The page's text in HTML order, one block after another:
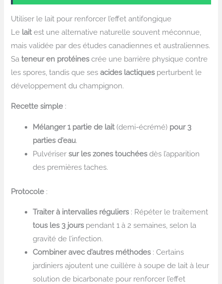
Utiliser le lait pour renforcer l’effet antifongique
Le laitest une alternative naturelle souvent méconnue,
mais validée par des études canadiennes et australiennes.
Sateneur en protéinescrée une barrière physique contre
les spores, tandis que sesacides lactiquesperturbent le
développement du champignon.
Recette simple :
Mélanger 1 partie de lait(demi-écrémé) pour 3
parties d’eau.
Pulvérisersur les zones touchéesdès l’apparition
des premières taches.
Protocole :
Traiter à intervalles réguliers: Répéter le traitement
tous les 3 jourspendant 1 à 2 semaines, selon la
gravité de l’infection.
Combiner avec d’autres méthodes: Certains
jardiniers ajoutent une cuillère à soupe de lait à leur
solution de bicarbonate pour renforcer l’effet